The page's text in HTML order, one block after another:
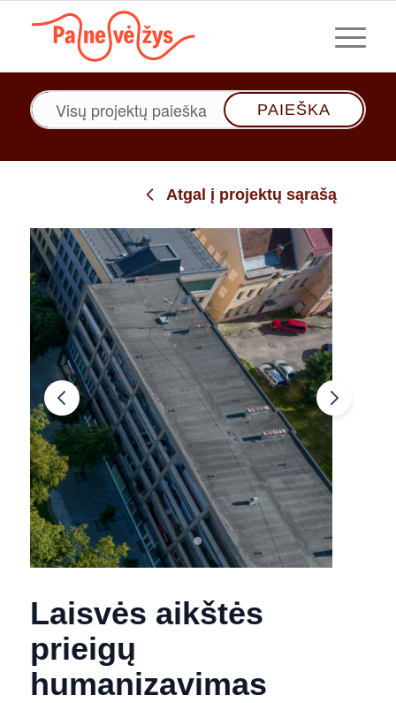
Paieška
Atgal į projektų sąrašą
Laisvės aikštės
prieigų
humanizavimas